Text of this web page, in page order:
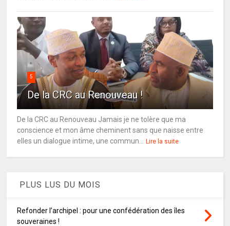
5
De la CRC au Renouveau !
De la CRC au Renouveau Jamais je ne tolère que ma
conscience et mon âme cheminent sans que naisse entre
elles un dialogue intime, une commun...
Lire la suite
PLUS LUS DU MOIS
Refonder l’archipel : pour une confédération des îles
souveraines !